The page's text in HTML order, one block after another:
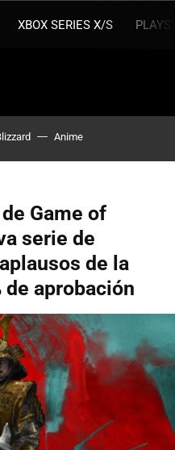
XBOX SERIES X/S
Anime
Game of
serie de
de la
aprobación